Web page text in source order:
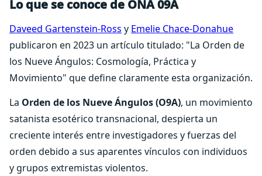
Lo que se conoce de ONA 09A
Daveed Gartenstein-Ross y Emelie Chace-Donahue
publicaron en 2023 un artículo titulado: "La Orden de
los Nueve Ángulos: Cosmología, Práctica y
Movimiento" que define claramente esta organización.
La Orden de los Nueve Ángulos (O9A), un movimiento
satanista esotérico transnacional, despierta un
creciente interés entre investigadores y fuerzas del
orden debido a sus aparentes vínculos con individuos
y grupos extremistas violentos.